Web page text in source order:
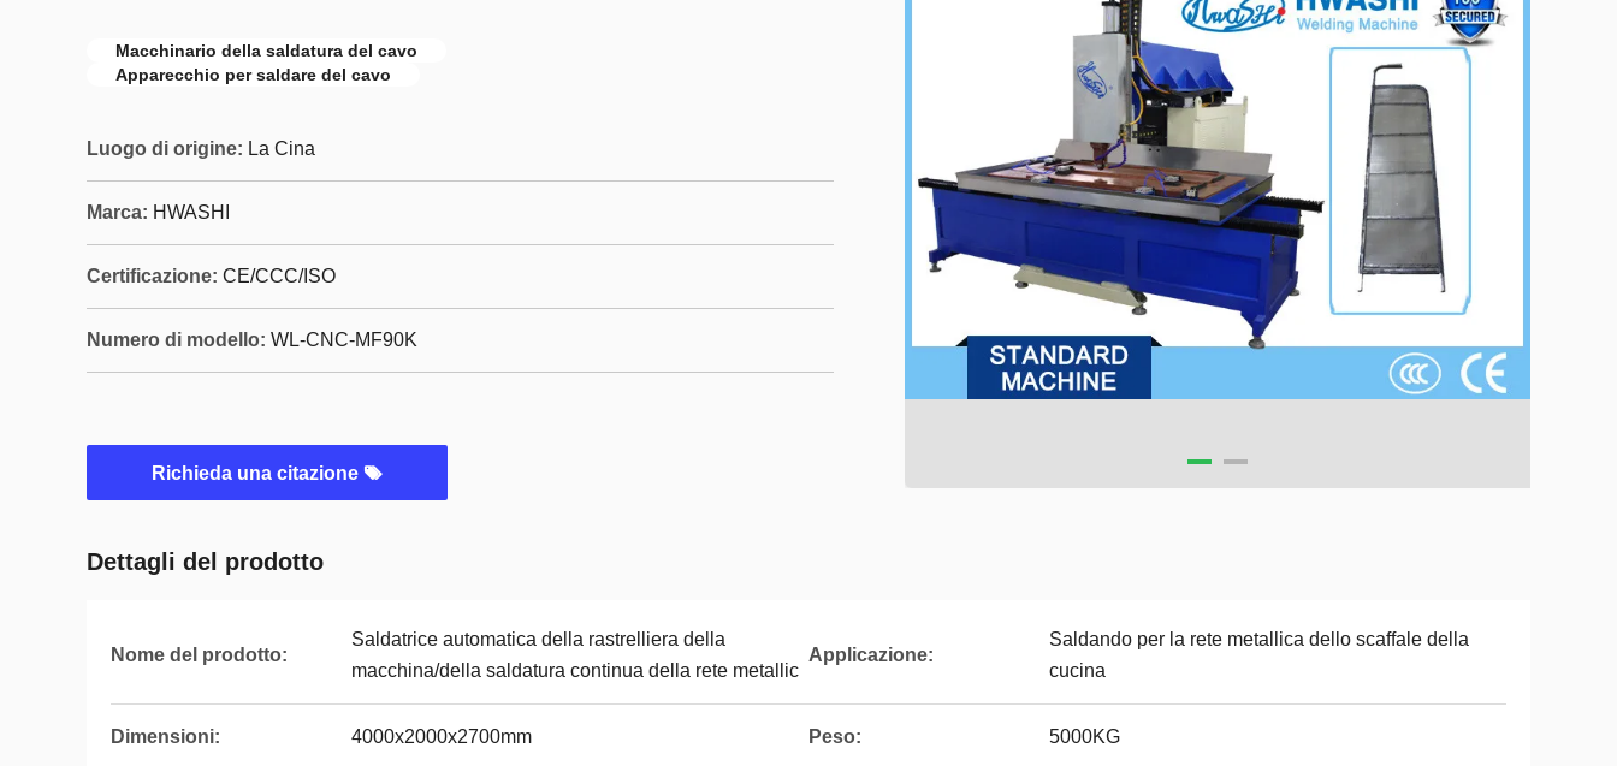
Macchinario della saldatura del cavo
Apparecchio per saldare del cavo
Luogo di origine: La Cina
Marca: HWASHI
Certificazione: CE/CCC/ISO
Numero di modello: WL-CNC-MF90K
Richieda una citazione
Dettagli del prodotto
Nome del prodotto:
Saldatrice automatica della rastrelliera della
macchina/della saldatura continua della rete metallic
Applicazione:
Saldando per la rete metallica dello scaffale della
cucina
Dimensioni: 4000x2000x2700mm Peso: 5000KG